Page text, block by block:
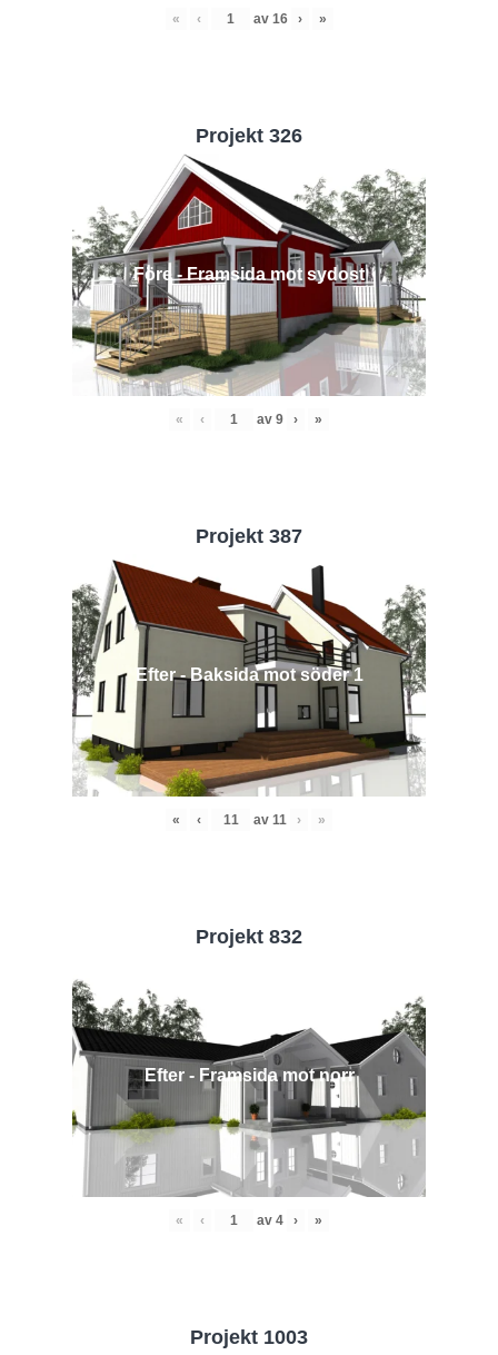
« ‹ av 16 › »
Projekt 326
Före - Framsida mot sydost
« ‹ av 9 › »
Projekt 387
Efter - Baksida mot söder 1
« ‹ av 11 › »
Projekt 832
Efter - Framsida mot norr
« ‹ av 4 › »
Projekt 1003